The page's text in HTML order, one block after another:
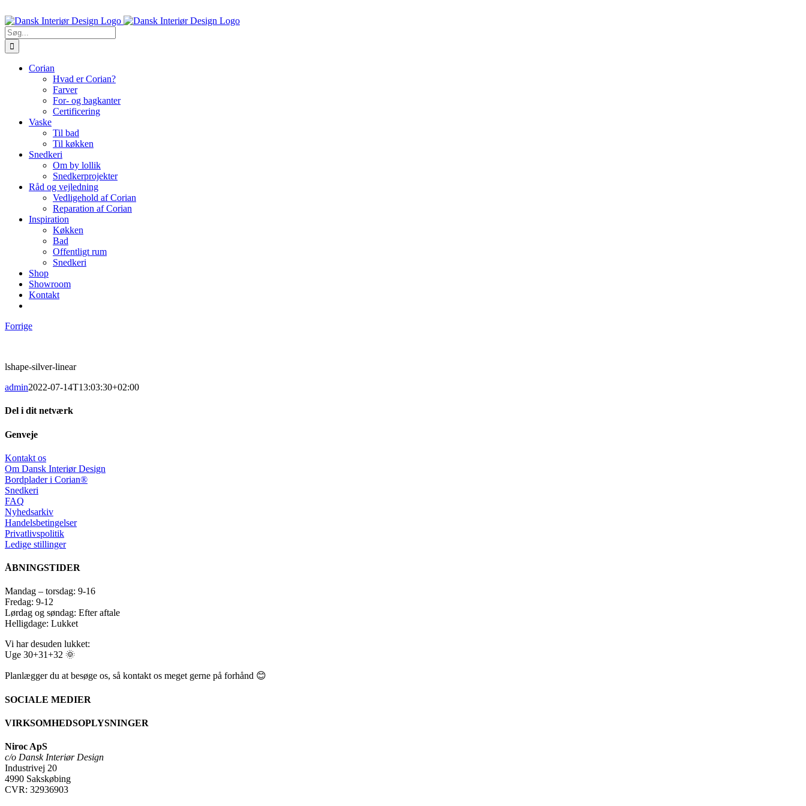
to
content
Søg
efter:
Corian
Hvad er Corian?
Farver
For- og bagkanter
Certificering
Vaske
Til bad
Til køkken
Snedkeri
Om by lollik
Snedkerprojekter
Råd og vejledning
Vedligehold af Corian
Reparation af Corian
Inspiration
Køkken
Bad
Offentligt rum
Snedkeri
Shop
Showroom
Kontakt
Forrige
lshape-silver-linear
admin2022-07-14T13:03:30+02:00
Del i dit netværk
Facebook
X
LinkedIn
Pinterest
E-
Genveje
Kontakt os
Om Dansk Interiør Design
Bordplader i Corian®
Snedkeri
FAQ
Nyhedsarkiv
Handelsbetingelser
Privatlivspolitik
Ledige stillinger
ÅBNINGSTIDER
Mandag – torsdag: 9-16
Fredag: 9-12
Lørdag og søndag: Efter aftale
Helligdage: Lukket
Vi har desuden lukket:
Uge 30+31+32 🌞
Planlægger du at besøge os, så kontakt os meget gerne på forhånd 😊
SOCIALE MEDIER
VIRKSOMHEDSOPLYSNINGER
Niroc ApS
c/o Dansk Interiør Design
Industrivej 20
4990 Sakskøbing
CVR: 32936903